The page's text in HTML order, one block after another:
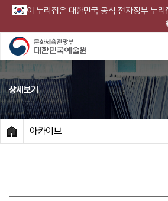
이 누리집은 대한민국 공식 전자정부 누리
상세보기
HOME
아카이브